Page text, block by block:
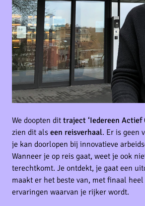
We doopten dit traject ‘Iedereen Actief
zien dit als een reisverhaal. Er is geen
je kan doorlopen bij innovatieve
Wanneer je op reis gaat, weet je ook
terechtkomt. Je ontdekt, je gaat een
maakt er het beste van, met finaal
ervaringen waarvan je rijker wordt.